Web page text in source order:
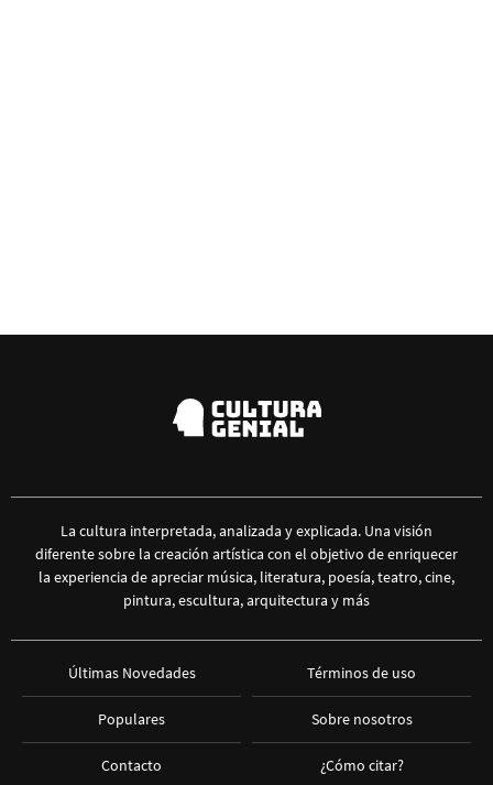
La cultura interpretada, analizada y explicada. Una visión
diferente sobre la creación artística con el objetivo de enriquecer
la experiencia de apreciar música, literatura, poesía, teatro, cine,
pintura, escultura, arquitectura y más
Últimas Novedades
Populares
Contacto
Términos de uso
Sobre nosotros
¿Cómo citar?